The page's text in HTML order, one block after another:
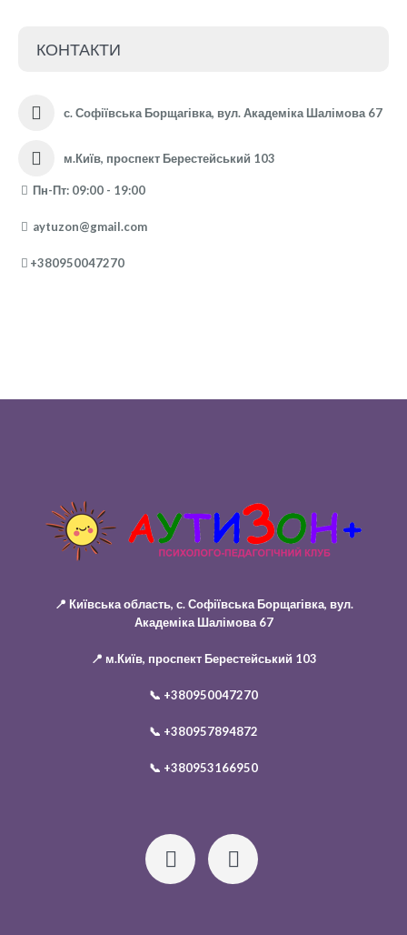
КОНТАКТИ
с. Софіївська Борщагівка, вул. Академіка Шалімова 67
м.Київ, проспект Берестейський 103
Пн-Пт: 09:00 - 19:00
aytuzon@gmail.com
+380950047270
📍 Київська область, с. Софіївська Борщагівка, вул.
Академіка Шалімова 67
📍 м.Київ, проспект Берестейський 103
📞 +380950047270
📞 +380957894872
📞 +380953166950